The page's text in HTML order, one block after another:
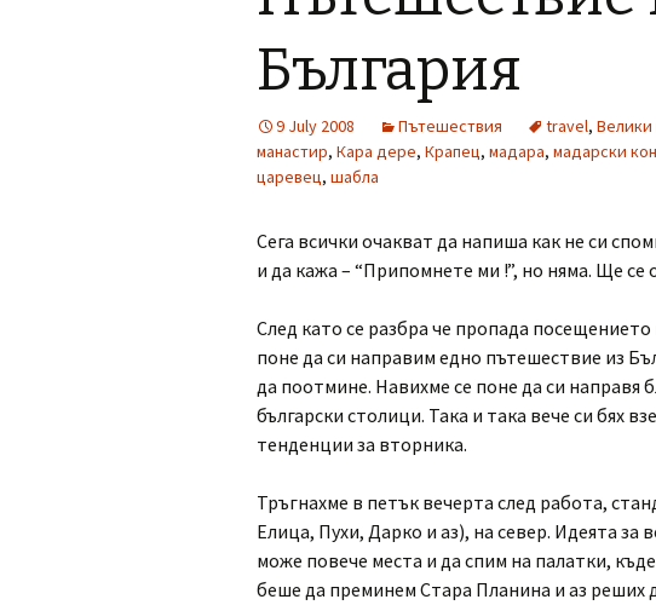
България
9 July 2008 Пътешествия travel, Велики
манастир, Кара дере, Крапец, мадара, мадарски
царевец, шабла
Сега всички очакват да напиша как не си
и да кажа – “Припомнете ми !”, но няма. Ще се
След като се разбра че пропада посещението
поне да си направим едно пътешествие из
да поотмине. Навихме се поне да си направя
български столици. Така и така вече си бях
тенденции за вторника.
Тръгнахме в петък вечерта след работа,
Елица, Пухи, Дарко и аз), на север. Идеята за
може повече места и да спим на палатки,
беше да преминем Стара Планина и аз реших